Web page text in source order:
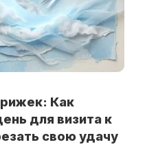
Как
для визита к
свою удачу